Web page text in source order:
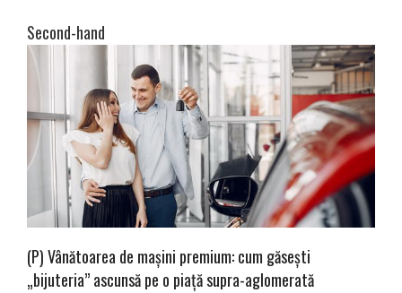
Second-hand
(P) Vânătoarea de mașini premium: cum găsești
„bijuteria” ascunsă pe o piață supra-aglomerată